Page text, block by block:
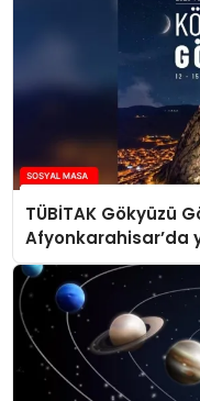
TÜBİTAK Gökyüzü
Afyonkarahisar’da